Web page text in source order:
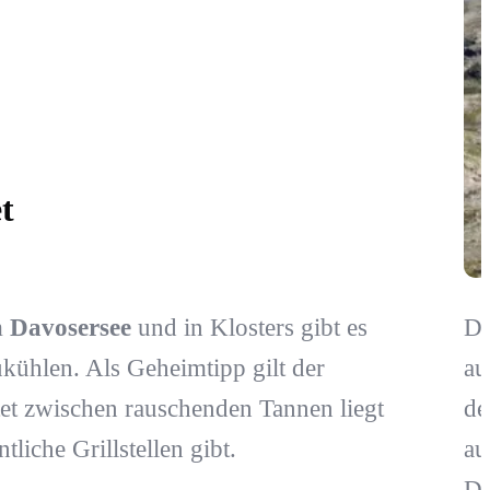
Davoserseeund in Klosters gibt es
Als Geheimtipp gilt der
zwischen rauschenden Tannen liegt
Grillstellen gibt.